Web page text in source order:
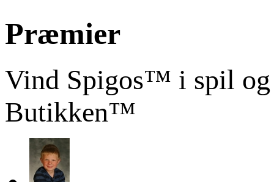
Præmier
Vind Spigos™ i spil og
Butikken™